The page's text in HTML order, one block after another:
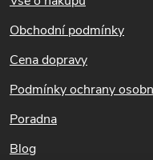
k
y
v
ý
p
Obchodní podmínky
Cena dopravy
Podmínky ochrany
Poradna
Blog